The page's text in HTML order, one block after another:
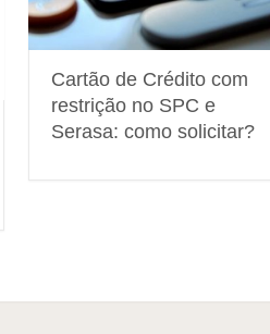
Cartão de Crédito com
restrição no SPC e
Serasa: como solicitar?